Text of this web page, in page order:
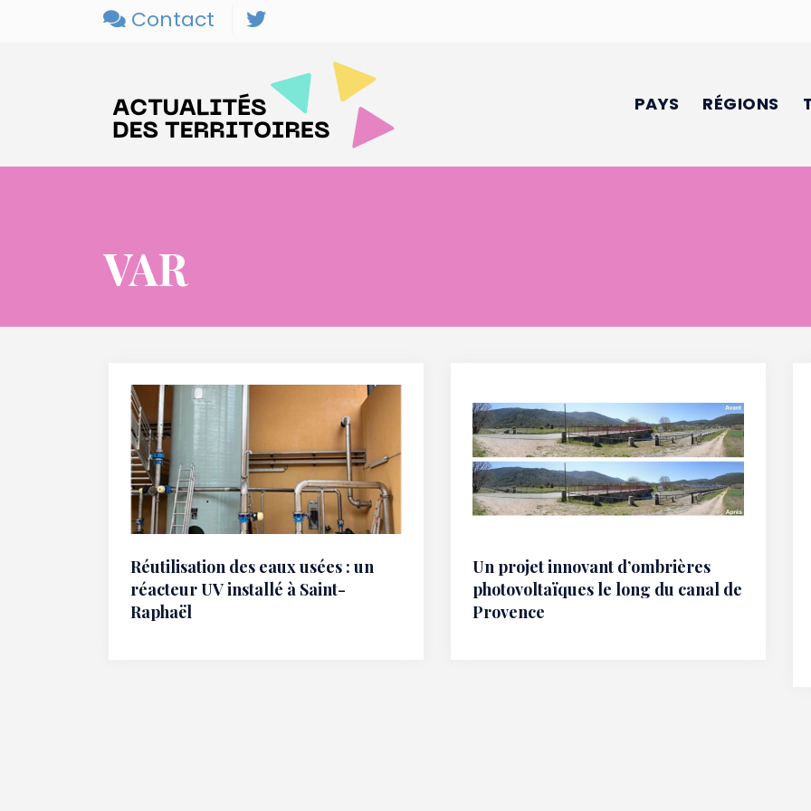
Contact
PAYS RÉGIONS
VAR
Réutilisation des eaux usées : un
réacteur UV installé à Saint-
Raphaël
Un projet innovant d’ombrières
photovoltaïques le long du canal de
Provence